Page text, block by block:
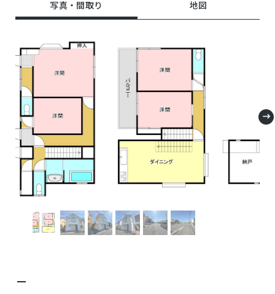
写真・間取り 地図
－